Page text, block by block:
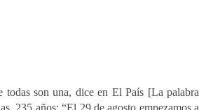
todas son una, dice en El País [La palabra
235 años: “El 29 de agosto empezamos a